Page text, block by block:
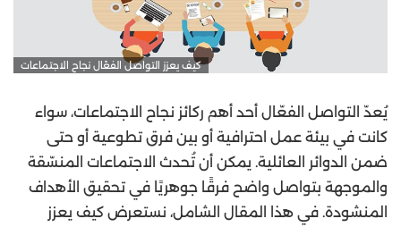
كيف يعزز التواصل الفعّال نجاح الاجتماعات
يُعدّ التواصل الفعّال أحد أهم ركائز نجاح الاجتماعات، سواء
كانت في بيئة عمل احترافية أو بين فرق تطوعية أو حتى
ضمن الدوائر العائلية. يمكن أن تُحدث الاجتماعات المنسّقة
والموجهة بتواصل واضح فرقًا جوهريًا في تحقيق الأهداف
المنشودة. في هذا المقال الشامل، نستعرض كيف يعزز